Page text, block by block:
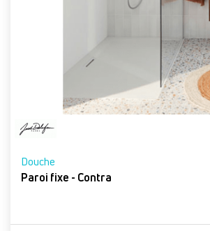
Douche
Paroi fixe - Contra